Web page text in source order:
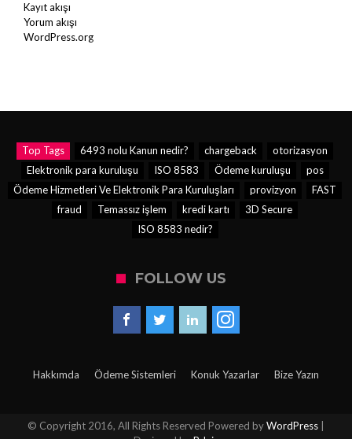
Kayıt akışı
Yorum akışı
WordPress.org
Top Tags 6493 nolu Kanun nedir? chargeback
otorizasyon
Elektronik para kuruluşu
ISO 8583 Ödeme kuruluşu
pos
Ödeme Hizmetleri Ve Elektronik Para Kuruluşları
provizyon
FAST
fraud
Temassız işlem kredi kartı
3D Secure
ISO 8583 nedir?
FOLLOW US
Hakkımda Ödeme Sistemleri Konuk Yazarlar Bize Yazın
© Copyright 2016, All Rights Reserved Powered byWordPress